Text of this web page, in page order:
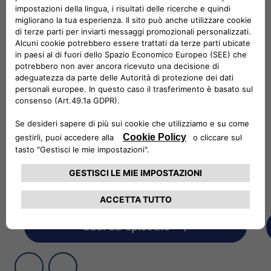
Vanni: Come ti definiresti in due parole?
[00:16]
Riccardo: Io mi definirei il disabile trap. Sai, mi
piace vivere un po’ sopra le righe, vivere negli
estremi, a volte nell’ostentazione.
[00:24]
Vanni: Da quanto tempo è che convivi con la
[00:28]
Riccardo: Io con questa disabilità ci sono
nato. La mia disabilità è la paralisi cerebrale
infantile, che non mi consente appunto di
camminare autonomamente per una lesione
cerebrale nella parte motoria.
Vanni: Qual è il rapporto che hai con la guida?
[00:41]
Riccardo: Per me riuscire a percorrere lunghi
Guarda episodio